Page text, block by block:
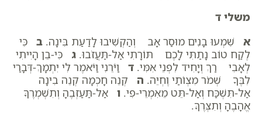
משלי ד
א שִׁמְעוּ בָנִים מוּסַר אָב וְהַקְשִׁיבוּ לָדַעַת בִּינָה. ב כִּי
לֶקַח טוֹב נָתַתִּי לָכֶם תּוֹרָתִי אַל-תַּעֲזֹבוּ. ג כִּי-בֵן הָיִיתִי
לְאָבִי רַךְ וְיָחִיד לִפְנֵי אִמִּי. ד וַיֹּרֵנִי וַיֹּאמֶר לִי יִתְמָךְ-דְּבָרַי
לִבֶּךָ שְׁמֹר מִצְו‍ֹתַי וֶחְיֵה. ה קְנֵה חָכְמָה קְנֵה בִינָה
אַל-תִּשְׁכַּח וְאַל-תֵּט מֵאִמְרֵי-פִי. ו אַל-תַּעַזְבֶהָ וְתִשְׁמְרֶךָּ
אֱהָבֶהָ וְתִצְּרֶךָּ.